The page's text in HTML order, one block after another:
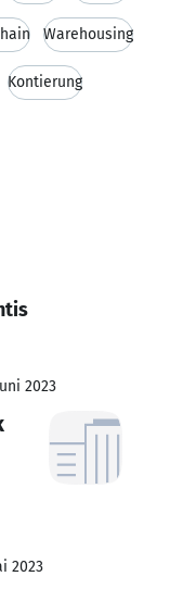
Warehousing
Kontierung
2023
2023